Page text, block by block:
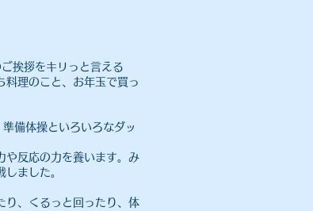
挨拶をキリっと言える
料理のこと、お年玉で買っ
備体操といろいろなダッ
や反応の力を養います。み
ました。
り、くるっと回ったり、体